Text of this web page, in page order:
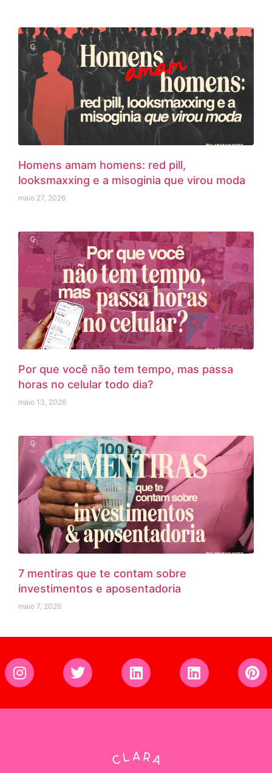
Homens amam homens: red pill,
looksmaxxing e a misoginia que virou moda
maio 27, 2026
Por que você não tem tempo, mas passa
horas no celular todo dia?
maio 13, 2026
7 mentiras que te contam sobre
investimentos e aposentadoria
maio 7, 2026